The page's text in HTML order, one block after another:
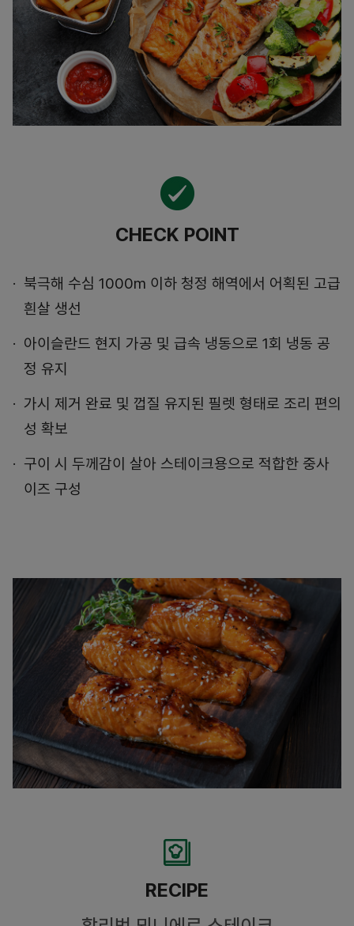
CHECK POINT
북극해 수심 1000m 이하 청정 해역에서 어획된 고급
흰살 생선
아이슬란드 현지 가공 및 급속 냉동으로 1회 냉동 공
정 유지
가시 제거 완료 및 껍질 유지된 필렛 형태로 조리 편의
성 확보
구이 시 두께감이 살아 스테이크용으로 적합한 중사
이즈 구성
RECIPE